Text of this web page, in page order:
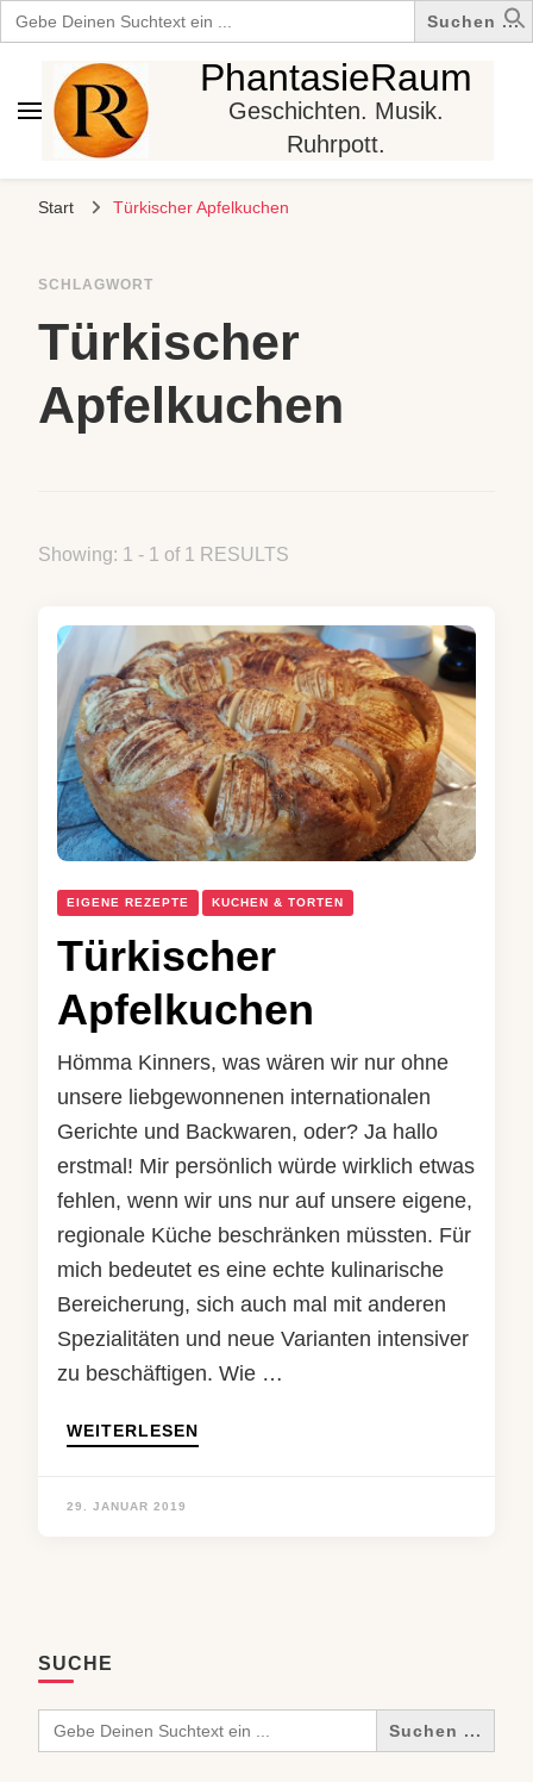
Search
for:
PhantasieRaum
Geschichten. Musik.
Ruhrpott.
Start Türkischer Apfelkuchen
SCHLAGWORT
Türkischer
Apfelkuchen
Showing: 1 - 1 of 1 RESULTS
EIGENE REZEPTE KUCHEN & TORTEN
Türkischer
Apfelkuchen
Hömma Kinners, was wären wir nur ohne
unsere liebgewonnenen internationalen
Gerichte und Backwaren, oder? Ja hallo
erstmal! Mir persönlich würde wirklich etwas
fehlen, wenn wir uns nur auf unsere eigene,
regionale Küche beschränken müssten. Für
mich bedeutet es eine echte kulinarische
Bereicherung, sich auch mal mit anderen
Spezialitäten und neue Varianten intensiver
zu beschäftigen. Wie …
WEITERLESEN
29. JANUAR 2019
SUCHE
Search
for: